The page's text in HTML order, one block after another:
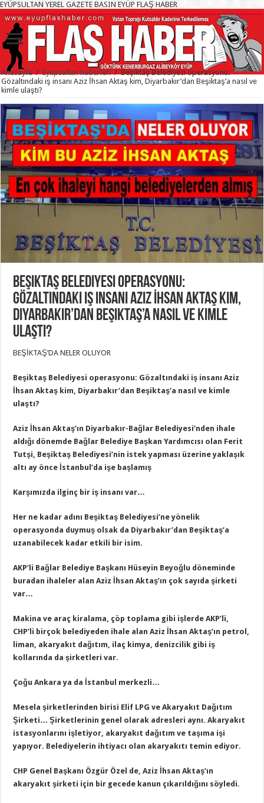
EYÜPSULTAN YEREL GAZETE BASIN EYÜP FLAŞ HABER
Anasayfa / Eyüpsultan haberleri / Beşiktaş Belediyesi operasyonu:
Gözaltındaki iş insanı Aziz İhsan Aktaş kim, Diyarbakır’dan Beşiktaş’a nasıl ve
kimle ulaştı?
Beşiktaş Belediyesi operasyonu:
Gözaltındaki iş insanı Aziz İhsan Aktaş kim,
Diyarbakır’dan Beşiktaş’a nasıl ve kimle
ulaştı?
BEŞİKTAŞ’DA NELER OLUYOR
Beşiktaş Belediyesi operasyonu: Gözaltındaki iş insanı Aziz
İhsan Aktaş kim, Diyarbakır’dan Beşiktaş’a nasıl ve kimle
ulaştı?
Aziz İhsan Aktaş’ın Diyarbakır-Bağlar Belediyesi’nden ihale
aldığı dönemde Bağlar Belediye Başkan Yardımcısı olan Ferit
Tutşi, Beşiktaş Belediyesi’nin istek yapması üzerine yaklaşık
altı ay önce İstanbul’da işe başlamış
Karşımızda ilginç bir iş insanı var…
Her ne kadar adını Beşiktaş Belediyesi’ne yönelik
operasyonda duymuş olsak da Diyarbakır’dan Beşiktaş’a
uzanabilecek kadar etkili bir isim.
AKP’li Bağlar Belediye Başkanı Hüseyin Beyoğlu döneminde
buradan ihaleler alan Aziz İhsan Aktaş’ın çok sayıda şirketi
var…
Makina ve araç kiralama, çöp toplama gibi işlerde AKP’li,
CHP’li birçok belediyeden ihale alan Aziz İhsan Aktaş’ın petrol,
liman, akaryakıt dağıtım, ilaç kimya, denizcilik gibi iş
kollarında da şirketleri var.
Çoğu Ankara ya da İstanbul merkezli…
Mesela şirketlerinden birisi Elif LPG ve Akaryakıt Dağıtım
Şirketi… Şirketlerinin genel olarak adresleri aynı. Akaryakıt
istasyonlarını işletiyor, akaryakıt dağıtım ve taşıma işi
yapıyor. Belediyelerin ihtiyacı olan akaryakıtı temin ediyor.
CHP Genel Başkanı Özgür Özel de, Aziz İhsan Aktaş’ın
akaryakıt şirketi için bir gecede kanun çıkarıldığını söyledi.